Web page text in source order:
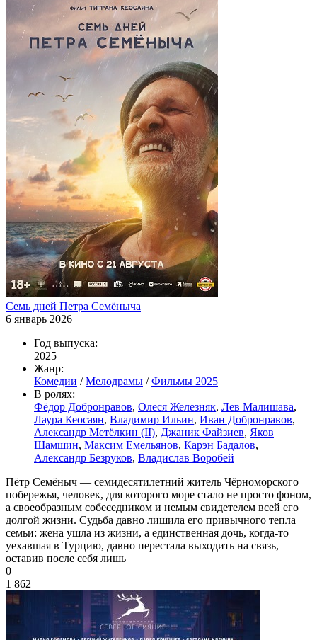
Семь дней Петра Семёныча
6 январь 2026
Год выпуска:
2025
Жанр:
Комедии /Мелодрамы /Фильмы 2025
В ролях:
Фёдор Добронравов, Олеся Железняк, Лев Малишава,
Лаура Кеосаян, Владимир Ильин, Иван Добронравов,
Александр Метёлкин (II), Джаник Файзиев, Яков
Шамшин, Максим Емельянов, Карэн Бадалов,
Александр Безруков, Владислав Воробей
Пётр Семёныч — семидесятилетний житель Чёрноморского
побережья, человек, для которого море стало не просто фоном,
а своеобразным собеседником и немым свидетелем всей его
долгой жизни. Судьба давно лишила его привычного тепла
семьи: жена ушла из жизни, а единственная дочь, когда-то
уехавшая в Турцию, давно перестала выходить на связь,
оставив после себя лишь
0
1 862